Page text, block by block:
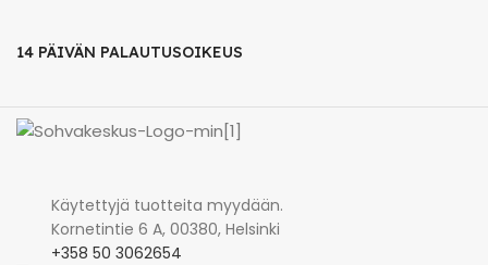
14 PÄIVÄN PALAUTUSOIKEUS
Käytettyjä tuotteita myydään.
Kornetintie 6 A, 00380, Helsinki
+358 50 3062654